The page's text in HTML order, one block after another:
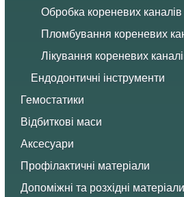
Обробка кореневих каналів
Пломбування кореневих
Лікування кореневих
Ендодонтичні інструменти
Гемостатики
Відбиткові маси
Аксесуари
Профілактичні матеріали
Допоміжні та розхідні матеріали